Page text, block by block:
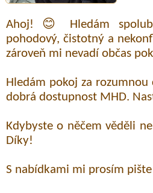
Ahoj! 😊 Hledám
pohodový, čistotný a
zároveň mi nevadí občas
Hledám pokoj za
dobrá dostupnost MHD.
Kdybyste o něčem věděli
Díky!
S nabídkami mi prosím